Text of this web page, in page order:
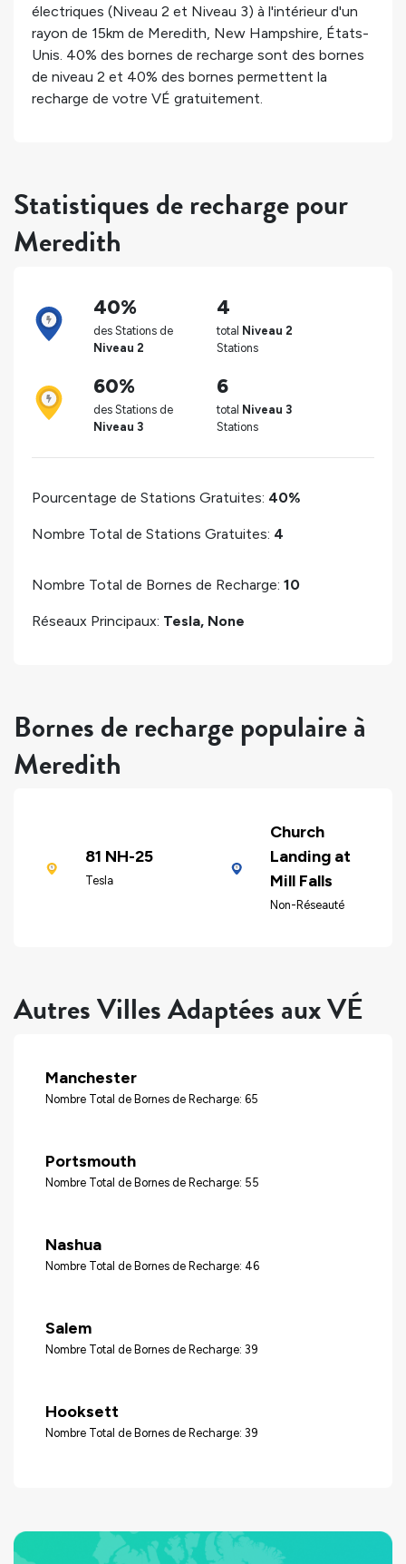
électriques (Niveau 2 et Niveau 3) à l'intérieur d'un
rayon de 15km de Meredith, New Hampshire, États-
Unis. 40% des bornes de recharge sont des bornes
de niveau 2 et 40% des bornes permettent la
recharge de votre VÉ gratuitement.
Statistiques de recharge pour
Meredith
40%
des Stations de
Niveau 2
4
total Niveau 2
Stations
60%
des Stations de
Niveau 3
6
total Niveau 3
Stations
Pourcentage de Stations Gratuites: 40%
Nombre Total de Stations Gratuites: 4
Nombre Total de Bornes de Recharge: 10
Réseaux Principaux: Tesla, None
Bornes de recharge populaire à
Meredith
81 NH-25
Tesla
Church
Landing at
Mill Falls
Non-Réseauté
Autres Villes Adaptées aux VÉ
Manchester
Nombre Total de Bornes de Recharge: 65
Portsmouth
Nombre Total de Bornes de Recharge: 55
Nashua
Nombre Total de Bornes de Recharge: 46
Salem
Nombre Total de Bornes de Recharge: 39
Hooksett
Nombre Total de Bornes de Recharge: 39